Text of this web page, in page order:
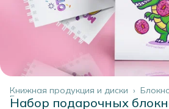
Книжная продукция и диски ›
Главная
Набор подарочных